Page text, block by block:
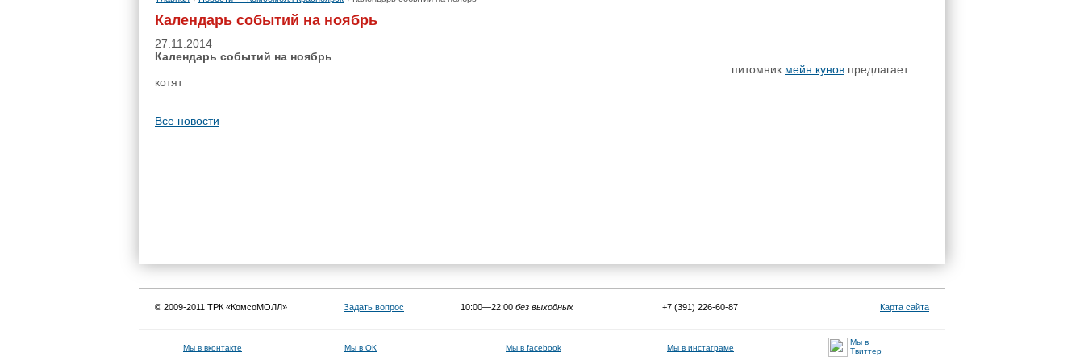
Календарь событий на ноябрь
27.11.2014
Календарь событий на ноябрь
питомник мейн кунов предлагает
котят
Все новости
© 2009-2011 ТРК «КомсоМОЛЛ» Задать вопрос 10:00—22:00 без выходных +7 (391) 226-60-87 Карта сайта
Мы в вконтакте Мы в ОК Мы в facebook Мы в инстаграме
Мы в
Твиттер